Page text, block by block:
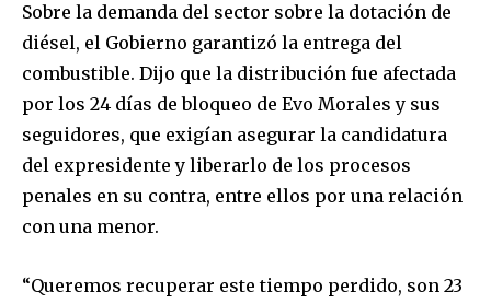
conversation.
To subscribe, simply enter your email address on our website
or click the subscribe button below. Don't worry, we respect
your privacy and won't spam your inbox. Your information is
safe with us.
SUBSCRIBE
Sobre la demanda del sector sobre la dotación de
diésel, el Gobierno garantizó la entrega del
combustible. Dijo que la distribución fue afectada
por los 24 días de bloqueo de Evo Morales y sus
seguidores, que exigían asegurar la candidatura
del expresidente y liberarlo de los procesos
penales en su contra, entre ellos por una relación
con una menor.
“Queremos recuperar este tiempo perdido, son 23